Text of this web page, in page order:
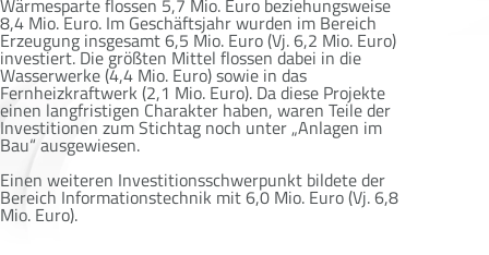
8,4 Mio. Euro. Im Geschäftsjahr wurden im Bereich
Erzeugung insgesamt 6,5 Mio. Euro (Vj. 6,2 Mio. Euro)
investiert. Die größten Mittel flossen dabei in die
Wasserwerke (4,4 Mio. Euro) sowie in das
Fernheizkraftwerk (2,1 Mio. Euro). Da diese Projekte
einen langfristigen Charakter haben, waren Teile der
Investitionen zum Stichtag noch unter „Anlagen im
Bau“ ausgewiesen.
Einen weiteren Investitionsschwerpunkt bildete der
Bereich Informationstechnik mit 6,0 Mio. Euro (Vj. 6,8
Mio. Euro).